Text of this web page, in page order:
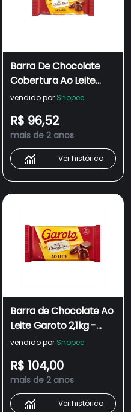
Barra De Chocolate
Cobertura Ao Leite
2,1kg - Garoto
vendido por Shopee
R$ 96,52
mais de 2 anos
Ver histórico
Barra de Chocolate Ao
Leite Garoto 2,1kg -
Ovos de Páscoa
vendido por Shopee
R$ 104,00
mais de 2 anos
Ver histórico